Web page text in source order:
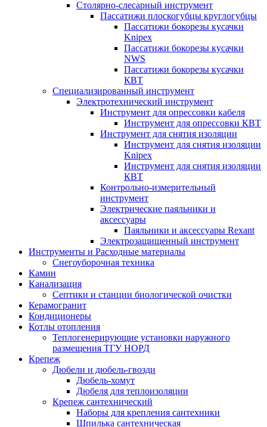
Столярно-слесарный инструмент
Пассатижи плоскогубцы круглогубцы
Пассатижи бокорезы кусачки
Knipex
Пассатижи бокорезы кусачки
NWS
Пассатижи бокорезы кусачки
КВТ
Специализированный инструмент
Электротехнический инструмент
Инструмент для опрессовки кабеля
Инструмент для опрессовки КВТ
Инструмент для снятия изоляции
Инструмент для снятия изоляции
Knipex
Инструмент для снятия изоляции
КВТ
Контрольно-измерительный
инструмент
Электрические паяльники и
аксессуары
Паяльники и аксессуары Rexant
Электрозащищенный инструмент
Инструменты и Расходные материалы
Снегоуборочная техника
Камин
Канализация
Септики и станции биологической очистки
Керамогранит
Кондиционеры
Котлы отопления
Теплогенерирующие установки наружного
размещения ТГУ НОРД
Крепеж
Дюбели и дюбель-гвозди
Дюбель-хомут
Дюбеля для теплоизоляции
Крепеж сантехнический
Наборы для крепления сантехники
Шпилька сантехническая